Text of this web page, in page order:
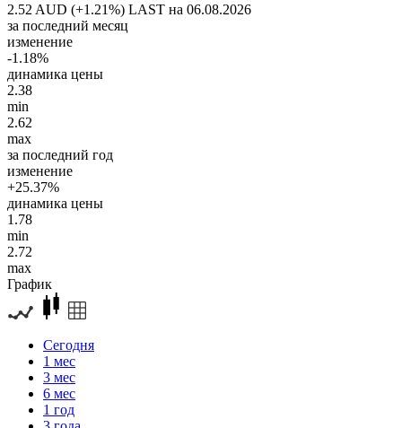
2.52 AUD (+1.21%) LAST на 06.08.2026
за последний месяц
изменение
-1.18%
динамика цены
2.38
min
2.62
max
за последний год
изменение
+25.37%
динамика цены
1.78
min
2.72
max
График
Сегодня
1 мес
3 мес
6 мес
1 год